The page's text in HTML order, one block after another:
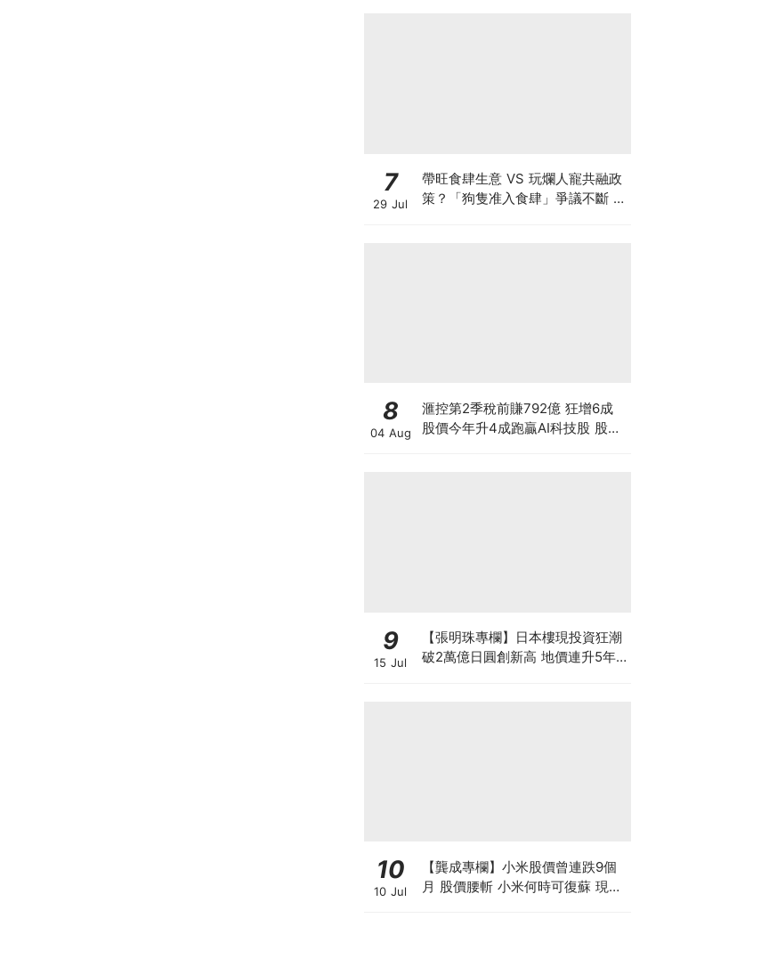
7
29 Jul
帶旺食肆生意 VS 玩爛人寵共融政
策？「狗隻准入食肆」爭議不斷 業
8
04 Aug
滙控第2季稅前賺792億 狂增6成
股價今年升4成跑贏AI科技股 股價
9
15 Jul
【張明珠專欄】日本樓現投資狂潮
破2萬億日圓創新高 地價連升5年
10
10 Jul
【龔成專欄】小米股價曾連跌9個
月 股價腰斬 小米何時可復蘇 現在